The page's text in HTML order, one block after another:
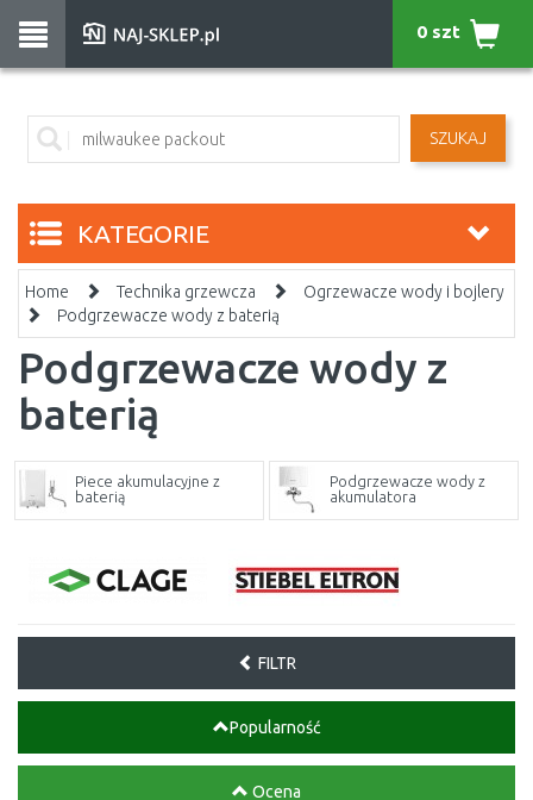
SZUKAJ
0 szt
KATEGORIE
Home Technika grzewcza
Ogrzewacze wody i bojlery
Podgrzewacze wody z baterią
Podgrzewacze wody z
baterią
Piece akumulacyjne z
baterią
Podgrzewacze wody z
akumulatora
FILTR
Popularność
Ocena